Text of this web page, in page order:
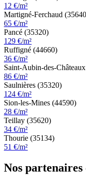
12 €/m²
Martigné-Ferchaud
65 €/m²
Pancé (35320)
129 €/m²
Ruffigné (44660)
36 €/m²
Saint-Aubin-des-
86 €/m²
Saulnières (35320)
124 €/m²
Sion-les-Mines (44590)
28 €/m²
Teillay (35620)
34 €/m²
Thourie (35134)
51 €/m²
Nos partenaires